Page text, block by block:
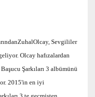
Sevgililer
Olcay hafızalardan
Şarkıları 3 albümünü
2015'in en iyi